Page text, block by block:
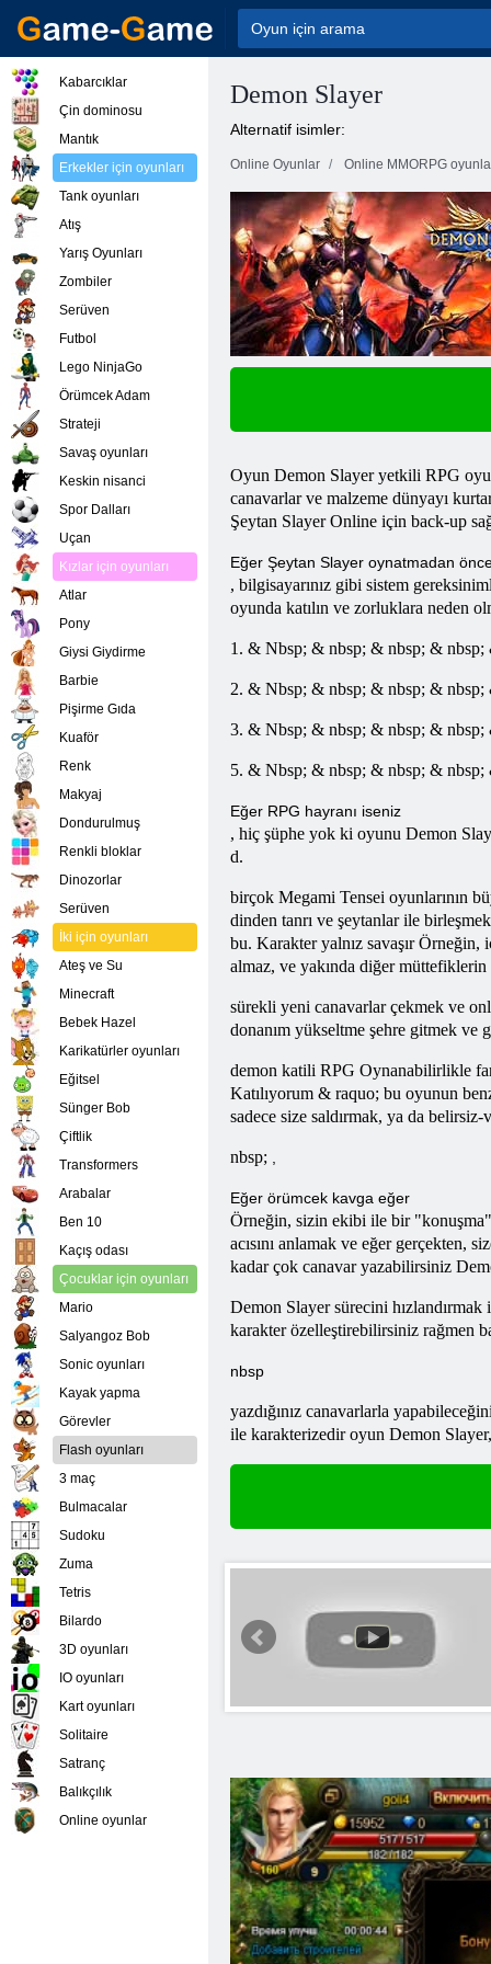
Demon Slayer
Alternatif isimler:
Online Oyunlar Online MMORPG
Oyun Demon Slayer yetkili RPG
canavarlar ve malzeme dünyayı
Şeytan SlayerOnline için back-up
Eğer Şeytan Slayer oynatmadan
, bilgisayarınız gibi sistem
oyunda katılın ve zorluklara neden
1. & Nbsp; & nbsp; & nbsp; & nbsp;
2. & Nbsp; & nbsp; & nbsp; &
3. & Nbsp; & nbsp; & nbsp; &
5. & Nbsp; & nbsp; & nbsp; & nbsp;
Eğer RPG hayranı iseniz
, hiç şüphe yok ki oyunu Demon
d.
birçok Megami Tensei oyunlarının
dinden tanrı ve şeytanlar ile
bu. Karakter yalnız savaşır
almaz, ve yakında diğer
sürekli yeni canavarlar çekmek ve
donanım yükseltme şehre gitmek
demon katili RPG Oynanabilirlikle
Katılıyorum & raquo; bu oyunun
sadece size saldırmak, ya da
nbsp;
Eğer örümcek kavga eğer
Örneğin, sizin ekibi ile bir
acısını anlamak ve eğer gerçekten,
kadar çok canavar yazabilirsiniz
Demon Slayer sürecini
karakter özelleştirebilirsiniz rağmen
nbsp
yazdığınız canavarlarla
ile karakterizedir oyun Demon
Kabarcıklar
Çin dominosu
Mantık
Erkekler için oyunları
Tank oyunları
Atış
Yarış Oyunları
Zombiler
Serüven
Futbol
Lego NinjaGo
Örümcek Adam
Strateji
Savaş oyunları
Keskin nisanci
Spor Dalları
Uçan
Kızlar için oyunları
Atlar
Pony
Giysi Giydirme
Barbie
Pişirme Gıda
Kuaför
Renk
Makyaj
Dondurulmuş
Renkli bloklar
Dinozorlar
Serüven
İki için oyunları
Ateş ve Su
Minecraft
Bebek Hazel
Karikatürler oyunları
Eğitsel
Sünger Bob
Çiftlik
Transformers
Arabalar
Ben 10
Kaçış odası
Çocuklar için oyunları
Mario
Salyangoz Bob
Sonic oyunları
Kayak yapma
Görevler
Flash oyunları
3 maç
Bulmacalar
Sudoku
Zuma
Tetris
Bilardo
3D oyunları
IO oyunları
Kart oyunları
Solitaire
Satranç
Balıkçılık
Online oyunlar